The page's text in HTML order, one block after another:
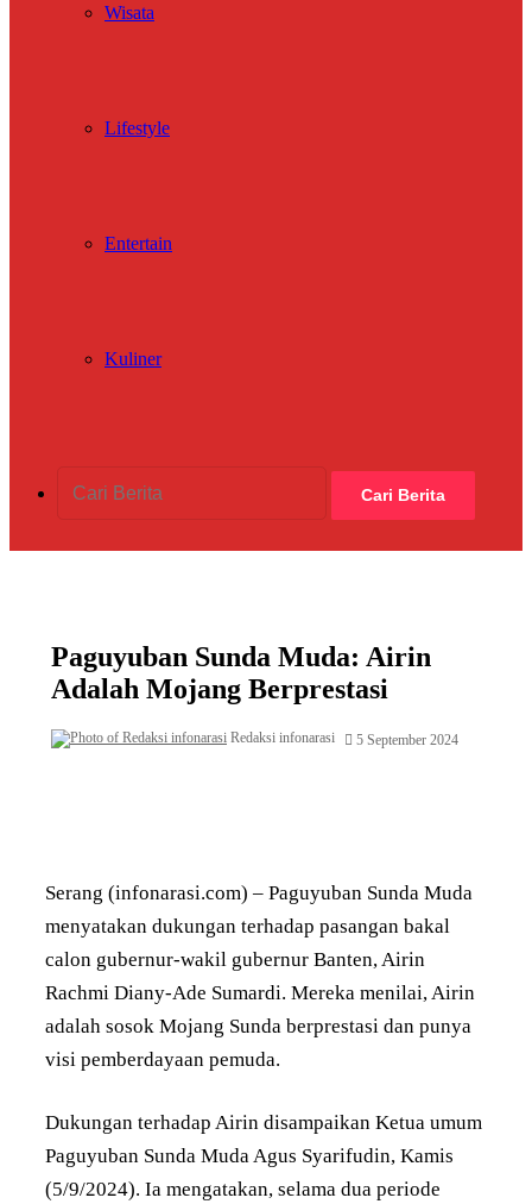
Wisata
Lifestyle
Entertain
Kuliner
Cari Berita
Paguyuban Sunda Muda: Airin
Adalah Mojang Berprestasi
Redaksi infonarasi 5 September 2024
Serang (infonarasi.com) – Paguyuban Sunda Muda
menyatakan dukungan terhadap pasangan bakal
calon gubernur-wakil gubernur Banten, Airin
Rachmi Diany-Ade Sumardi. Mereka menilai, Airin
adalah sosok Mojang Sunda berprestasi dan punya
visi pemberdayaan pemuda.
Dukungan terhadap Airin disampaikan Ketua umum
Paguyuban Sunda Muda Agus Syarifudin, Kamis
(5/9/2024). Ia mengatakan, selama dua periode